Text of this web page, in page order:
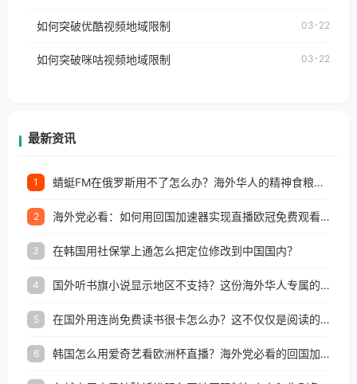
权限制所困扰。
制问题，且仅能在中国大陆地区播放。 遇到这个问题
户收听网易云音乐地区版权限制」的问题，无论人在
如何突破优酷视频地域限制 03-22
如何突破咪咕视频地域限制 03-22
最新资讯
1 蜻蜓FM在俄罗斯用不了怎么办？海外华人的精神食粮补给方案
2 海外党必看：如何用回国加速器实现直播欧冠免费观看？附影视音乐全攻略
3 在韩国用社保掌上通怎么把定位修改到中国国内？
4 国外听书旗小说显示地区不支持？这份海外华人专属的国内内容解锁指南请收好
5 在国外用连尚免费读书很卡怎么办？这不仅仅是阅读的烦恼
6 韩国怎么用爱奇艺看欧洲杯直播？海外党必看的回国加速全攻略